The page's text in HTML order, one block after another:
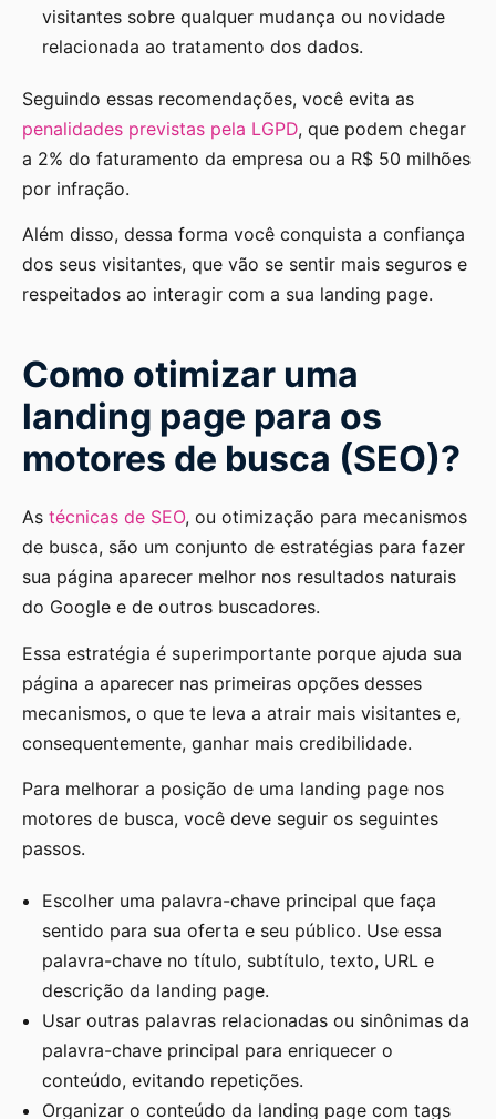
visitantes sobre qualquer mudança ou novidade
relacionada ao tratamento dos dados.
Seguindo essas recomendações, você evita as
penalidades previstas pela LGPD, que podem chegar
a 2% do faturamento da empresa ou a R$ 50 milhões
por infração.
Além disso, dessa forma você conquista a confiança
dos seus visitantes, que vão se sentir mais seguros e
respeitados ao interagir com a sua landing page.
Como otimizar uma
landing page para os
motores de busca (SEO)?
As técnicas de SEO, ou otimização para mecanismos
de busca, são um conjunto de estratégias para fazer
sua página aparecer melhor nos resultados naturais
do Google e de outros buscadores.
Essa estratégia é superimportante porque ajuda sua
página a aparecer nas primeiras opções desses
mecanismos, o que te leva a atrair mais visitantes e,
consequentemente, ganhar mais credibilidade.
Para melhorar a posição de uma landing page nos
motores de busca, você deve seguir os seguintes
passos.
Escolher uma palavra-chave principal que faça
sentido para sua oferta e seu público. Use essa
palavra-chave no título, subtítulo, texto, URL e
descrição da landing page.
Usar outras palavras relacionadas ou sinônimas da
palavra-chave principal para enriquecer o
conteúdo, evitando repetições.
Organizar o conteúdo da landing page com tags